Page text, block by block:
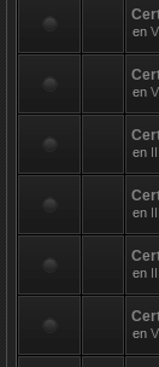
en
en
en
en
en
en